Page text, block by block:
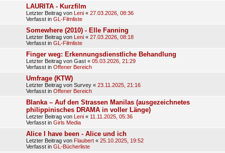
LAURITA - Kurzfilm
Letzter Beitrag von Leni « 27.03.2026, 08:36
Verfasst in GL-Filmliste
Somewhere (2010) - Elle Fanning
Letzter Beitrag von Leni « 27.03.2026, 08:18
Verfasst in GL-Filmliste
Finger weg: Erkennungsdienstliche Behandlung
Letzter Beitrag von Gast « 05.03.2026, 21:29
Verfasst in Offener Bereich
Umfrage (KTW)
Letzter Beitrag von Survey « 23.11.2025, 21:16
Verfasst in Offener Bereich
Blanka – Auf den Strassen Manilas (ausgezeichnetes
philippinisches DRAMA in voller Länge)
Letzter Beitrag von Leni « 11.11.2025, 05:36
Verfasst in Girls Media
Alice I have been - Alice und ich
Letzter Beitrag von Flaubert « 25.10.2025, 19:52
Verfasst in GL-Bücherliste